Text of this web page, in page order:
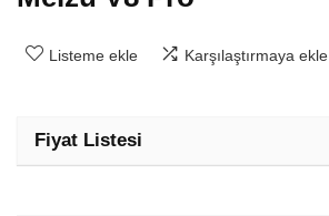
Listeme ekle Karşılaştırmaya ekle
Fiyat Listesi